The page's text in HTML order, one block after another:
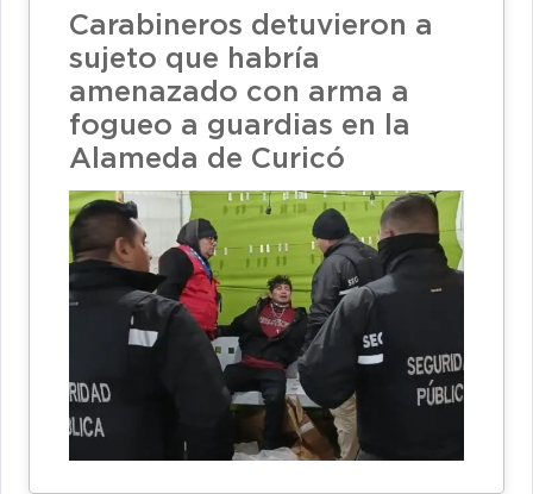
Carabineros detuvieron a
sujeto que habría
amenazado con arma a
fogueo a guardias en la
Alameda de Curicó